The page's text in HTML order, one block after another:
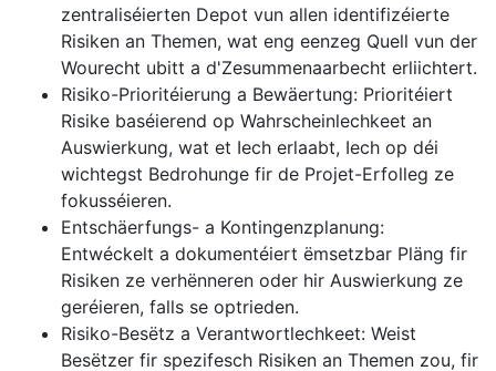
zentraliséierten Depot vun allen identifizéierte
Risiken an Themen, wat eng eenzeg Quell vun der
Wourecht ubitt a d'Zesummenaarbecht erliichtert.
Risiko-Prioritéierung a Bewäertung: Prioritéiert
Risike baséierend op Wahrscheinlechkeet an
Auswierkung, wat et Iech erlaabt, Iech op déi
wichtegst Bedrohunge fir de Projet-Erfolleg ze
fokusséieren.
Entschäerfungs- a Kontingenzplanung:
Entwéckelt a dokumentéiert ëmsetzbar Pläng fir
Risiken ze verhënneren oder hir Auswierkung ze
geréieren, falls se optrieden.
Risiko-Besëtz a Verantwortlechkeet: Weist
Besëtzer fir spezifesch Risiken an Themen zou, fir